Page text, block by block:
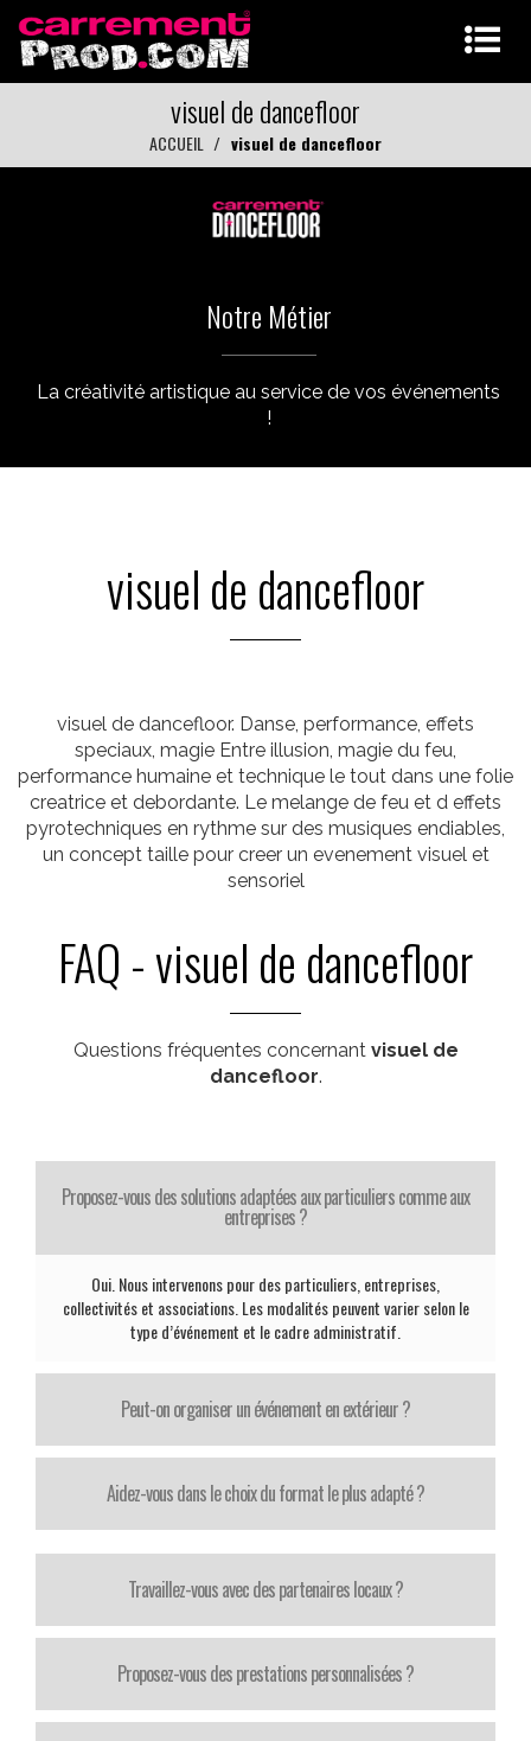
visuel de dancefloor
ACCUEIL visuel de dancefloor
Notre Métier
La créativité artistique au service de vos événements
!
visuel de dancefloor
visuel de dancefloor. Danse, performance, effets
speciaux, magie Entre illusion, magie du feu,
performance humaine et technique le tout dans une folie
creatrice et debordante. Le melange de feu et d effets
pyrotechniques en rythme sur des musiques endiables,
un concept taille pour creer un evenement visuel et
sensoriel
FAQ - visuel de dancefloor
Questions fréquentes concernant visuel de
dancefloor.
Proposez-vous des solutions adaptées aux particuliers comme aux
entreprises ?
Oui. Nous intervenons pour des particuliers, entreprises,
collectivités et associations. Les modalités peuvent varier selon le
type d’événement et le cadre administratif.
Peut-on organiser un événement en extérieur ?
Aidez-vous dans le choix du format le plus adapté ?
Travaillez-vous avec des partenaires locaux ?
Proposez-vous des prestations personnalisées ?